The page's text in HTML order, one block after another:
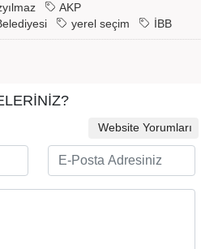
AKP
yerel seçim İBB
Website Yorumları